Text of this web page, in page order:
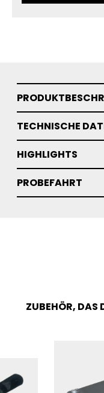
TECHNISCHE
HIGHLIGHTS
PROBEFAHRT
ZUBEHÖR, DAS